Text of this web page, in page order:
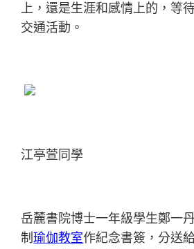
上，還是生涯和感情上的，等
交通活動。
江亭萱同學
岳麓書院博士一年級學生鄭一
制瑜伽教室作紀念書簽，分送